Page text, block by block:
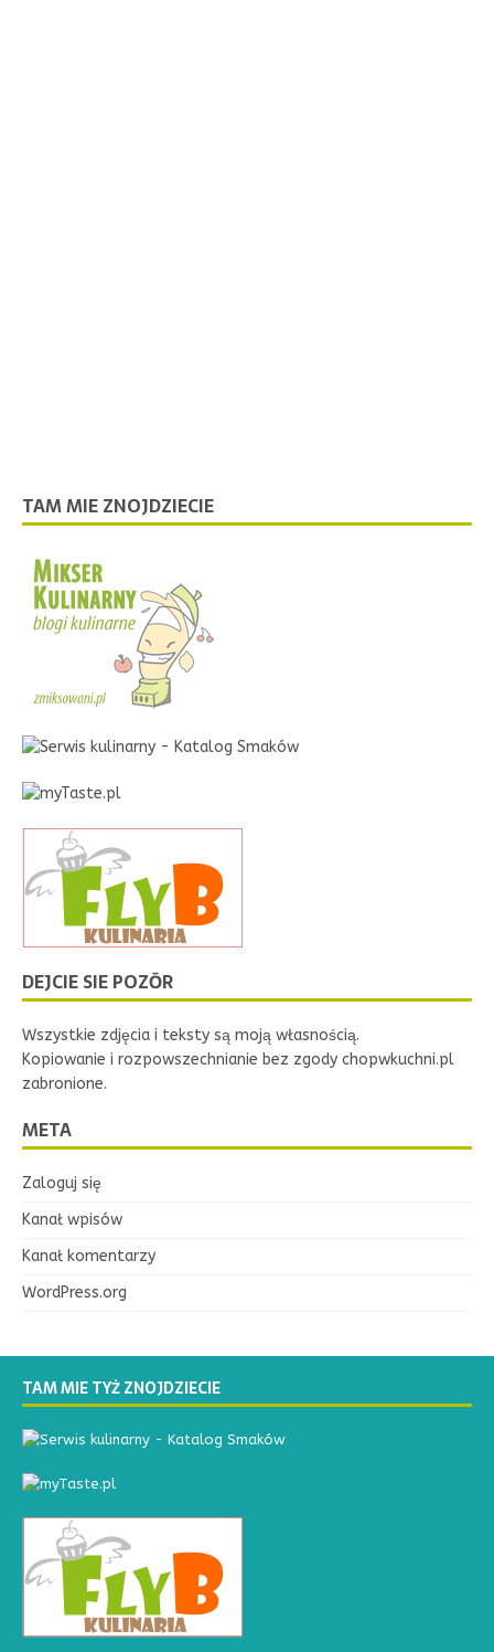
TAM MIE ZNOJDZIECIE
DEJCIE SIE POZŌR
Wszystkie zdjęcia i teksty są moją własnością.
Kopiowanie i rozpowszechnianie bez zgody chopwkuchni.pl
zabronione.
META
Zaloguj się
Kanał wpisów
Kanał komentarzy
WordPress.org
TAM MIE TYŻ ZNOJDZIECIE